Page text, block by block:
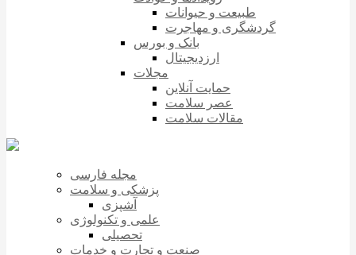
طبیعت و حیوانات
گردشگری و مهاجرت
بانک و بورس
ارزدیجیتال
مجلات
حمایت آنلاین
عصر سلامت
مقالات سلامت
مجله فارسی
پزشکی و سلامت
آشپزی
علمی و تکنولوژی
تحصیلی
صنعت و تجارت و خدمات